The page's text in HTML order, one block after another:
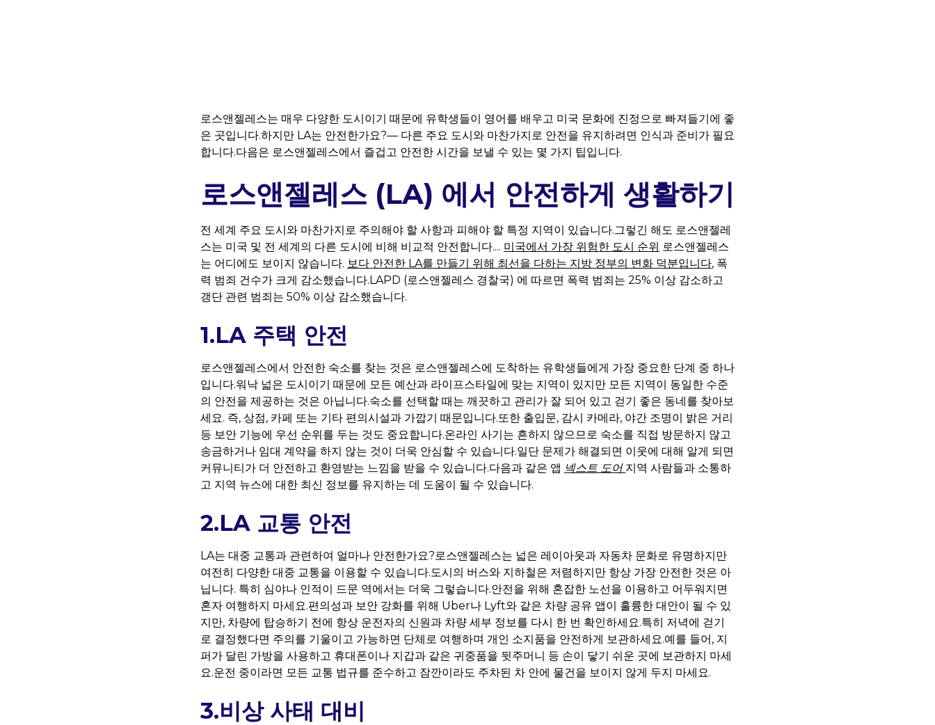
로스앤젤레스는 매우 다양한 도시이기 때문에 유학생들이 영어를 배우고 미국 문화에 진정으로 빠져들기에 좋
은 곳입니다.하지만 LA는 안전한가요?— 다른 주요 도시와 마찬가지로 안전을 유지하려면 인식과 준비가 필요
합니다.다음은 로스앤젤레스에서 즐겁고 안전한 시간을 보낼 수 있는 몇 가지 팁입니다.
로스앤젤레스 (LA) 에서 안전하게 생활하기
전 세계 주요 도시와 마찬가지로 주의해야 할 사항과 피해야 할 특정 지역이 있습니다.그렇긴 해도 로스앤젤레
스는 미국 및 전 세계의 다른 도시에 비해 비교적 안전합니다.... 미국에서 가장 위험한 도시 순위 로스앤젤레스
는 어디에도 보이지 않습니다. 보다 안전한 LA를 만들기 위해 최선을 다하는 지방 정부의 변화 덕분입니다, 폭
력 범죄 건수가 크게 감소했습니다.LAPD (로스앤젤레스 경찰국) 에 따르면 폭력 범죄는 25% 이상 감소하고
갱단 관련 범죄는 50% 이상 감소했습니다.
1.LA 주택 안전
로스앤젤레스에서 안전한 숙소를 찾는 것은 로스앤젤레스에 도착하는 유학생들에게 가장 중요한 단계 중 하나
입니다.워낙 넓은 도시이기 때문에 모든 예산과 라이프스타일에 맞는 지역이 있지만 모든 지역이 동일한 수준
의 안전을 제공하는 것은 아닙니다.숙소를 선택할 때는 깨끗하고 관리가 잘 되어 있고 걷기 좋은 동네를 찾아보
세요. 즉, 상점, 카페 또는 기타 편의시설과 가깝기 때문입니다.또한 출입문, 감시 카메라, 야간 조명이 밝은 거리
등 보안 기능에 우선 순위를 두는 것도 중요합니다.온라인 사기는 흔하지 않으므로 숙소를 직접 방문하지 않고
송금하거나 임대 계약을 하지 않는 것이 더욱 안심할 수 있습니다.일단 문제가 해결되면 이웃에 대해 알게 되면
커뮤니티가 더 안전하고 환영받는 느낌을 받을 수 있습니다.다음과 같은 앱 넥스트 도어 지역 사람들과 소통하
고 지역 뉴스에 대한 최신 정보를 유지하는 데 도움이 될 수 있습니다.
2.LA 교통 안전
LA는 대중 교통과 관련하여 얼마나 안전한가요?로스앤젤레스는 넓은 레이아웃과 자동차 문화로 유명하지만
여전히 다양한 대중 교통을 이용할 수 있습니다.도시의 버스와 지하철은 저렴하지만 항상 가장 안전한 것은 아
닙니다. 특히 심야나 인적이 드문 역에서는 더욱 그렇습니다.안전을 위해 혼잡한 노선을 이용하고 어두워지면
혼자 여행하지 마세요.편의성과 보안 강화를 위해 Uber나 Lyft와 같은 차량 공유 앱이 훌륭한 대안이 될 수 있
지만, 차량에 탑승하기 전에 항상 운전자의 신원과 차량 세부 정보를 다시 한 번 확인하세요.특히 저녁에 걷기
로 결정했다면 주의를 기울이고 가능하면 단체로 여행하며 개인 소지품을 안전하게 보관하세요.예를 들어, 지
퍼가 달린 가방을 사용하고 휴대폰이나 지갑과 같은 귀중품을 뒷주머니 등 손이 닿기 쉬운 곳에 보관하지 마세
요.운전 중이라면 모든 교통 법규를 준수하고 잠깐이라도 주차된 차 안에 물건을 보이지 않게 두지 마세요.
3.비상 사태 대비